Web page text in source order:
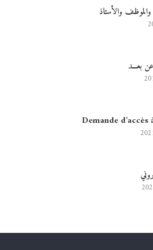
والأستاذ
بعـــد
Demande